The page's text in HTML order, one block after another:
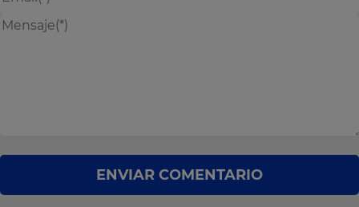
ENVIAR COMENTARIO